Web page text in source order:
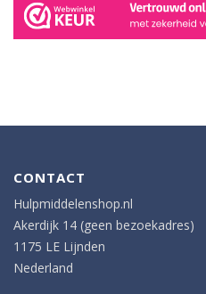
CONTACT
Hulpmiddelenshop.nl
Akerdijk 14 (geen bezoekadres)
1175 LE Lijnden
Nederland